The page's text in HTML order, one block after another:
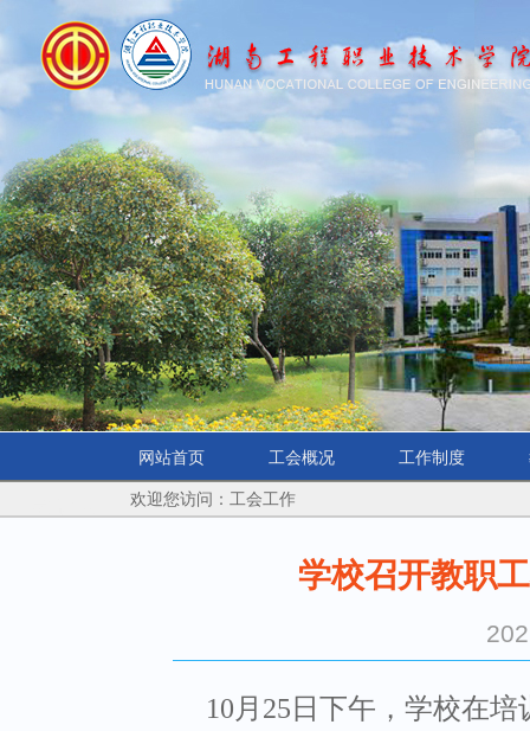
网站首页 工会概况 工作制度
欢迎您访问：工会工作
学校召开教职
10月25日下午，学校在